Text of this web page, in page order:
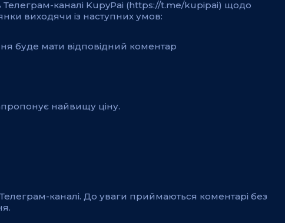
каналі KupyPai (https://t.me/kupipai) щодо
виходячи із наступних умов:
буде мати відповідний коментар
найвищу ціну.
каналі. До уваги приймаються коментарі без